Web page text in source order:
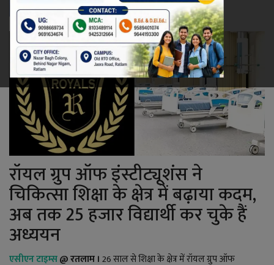
रेलवे
खेल
ज्योतिष
कला-साहित्य
निर्वाचन
धर्म-संस्कृति
करियर
वीडियो
रॉयल ग्रुप ऑफ इंस्टीट्यूशंस ने
चिकित्सा शिक्षा के क्षेत्र में बढ़ाया कदम,
अब तक 25 हजार विद्यार्थी कर चुके हैं
अध्ययन
एसीएन टाइम्स@रतलाम । 26 साल से शिक्षा के क्षेत्र में रॉयल ग्रुप ऑफ